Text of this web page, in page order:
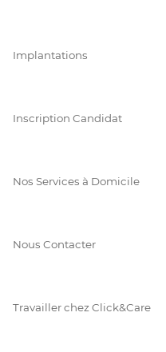
Implantations
Inscription Candidat
Nos Services à Domicile
Nous Contacter
Travailler chez Click&Care